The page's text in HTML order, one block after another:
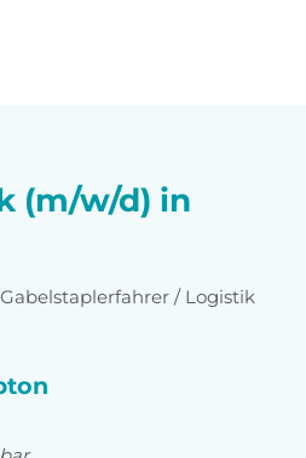
(m/w/d) in
/ Logistik